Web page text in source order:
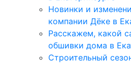
Новинки и
компании Дёке в
Расскажем, какой
обшивки дома в
Строительный